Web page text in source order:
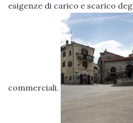
esigenze di carico e scarico
commerciali.